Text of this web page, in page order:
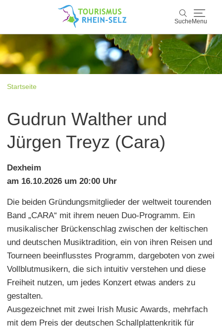
Suche Menu
Suche
Rhein-Selz
Kultur & Events
Startseite
Gudrun Walther und
Jürgen Treyz (Cara)
Dexheim
am 16.10.2026 um 20:00 Uhr
Die beiden Gründungsmitglieder der weltweit tourenden
Band „CARA“ mit ihrem neuen Duo-Programm. Ein
musikalischer Brückenschlag zwischen der keltischen
und deutschen Musiktradition, ein von ihren Reisen und
Tourneen beeinflusstes Programm, dargeboten von zwei
Vollblutmusikern, die sich intuitiv verstehen und diese
Freiheit nutzen, um jedes Konzert etwas anders zu
gestalten.
Ausgezeichnet mit zwei Irish Music Awards, mehrfach
mit dem Preis der deutschen Schallplattenkritik für